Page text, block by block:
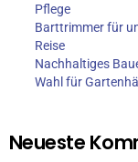
Pflege
Barttrimmer für
Reise
Nachhaltiges
Wahl für
Neueste